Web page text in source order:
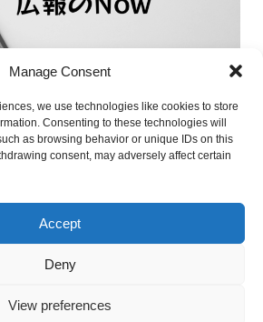
Manage Consent
we use technologies like cookies to store
Consenting to these technologies will
as browsing behavior or unique IDs on this
consent, may adversely affect certain
Accept
Deny
View preferences
取材を受けました～
会社情報